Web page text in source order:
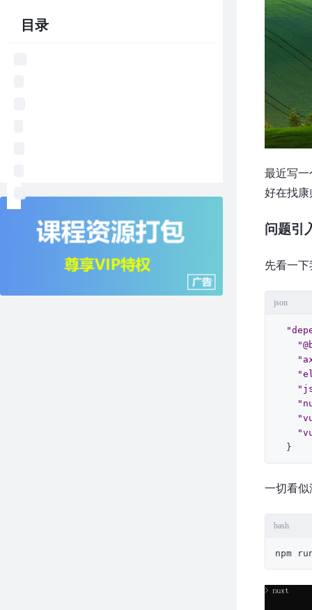
目录
最近写一
好在找康
问题引
先看一下
json
}
一切看似
bash
npm